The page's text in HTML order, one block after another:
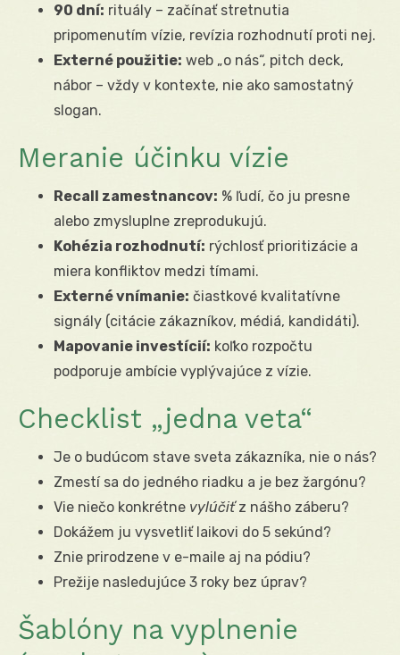
90 dní: rituály – začínať stretnutia
pripomenutím vízie, revízia rozhodnutí proti nej.
Externé použitie: web „o nás“, pitch deck,
nábor – vždy v kontexte, nie ako samostatný
slogan.
Meranie účinku vízie
Recall zamestnancov: % ľudí, čo ju presne
alebo zmysluplne zreprodukujú.
Kohézia rozhodnutí: rýchlosť prioritizácie a
miera konfliktov medzi tímami.
Externé vnímanie: čiastkové kvalitatívne
signály (citácie zákazníkov, médiá, kandidáti).
Mapovanie investícií: koľko rozpočtu
podporuje ambície vyplývajúce z vízie.
Checklist „jedna veta“
Je o budúcom stave sveta zákazníka, nie o nás?
Zmestí sa do jedného riadku a je bez žargónu?
Vie niečo konkrétne vylúčiťz nášho záberu?
Dokážem ju vysvetliť laikovi do 5 sekúnd?
Znie prirodzene v e-maile aj na pódiu?
Prežije nasledujúce 3 roky bez úprav?
Šablóny na vyplnenie